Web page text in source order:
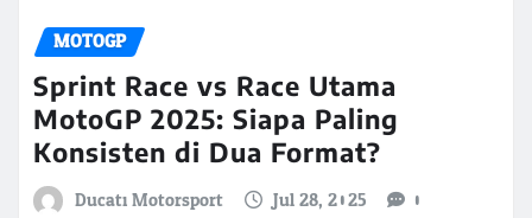
MOTOGP
Sprint Race vs Race Utama
MotoGP 2025: Siapa Paling
Konsisten di Dua Format?
Ducati Motorsport Jul 28, 2025 0